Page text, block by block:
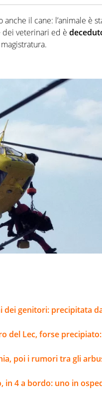
il cane: l’animale è
veterinari ed è
dei genitori: precipitata
del Lec, forse
poi i rumori tra gli
in 4 a bordo: uno in